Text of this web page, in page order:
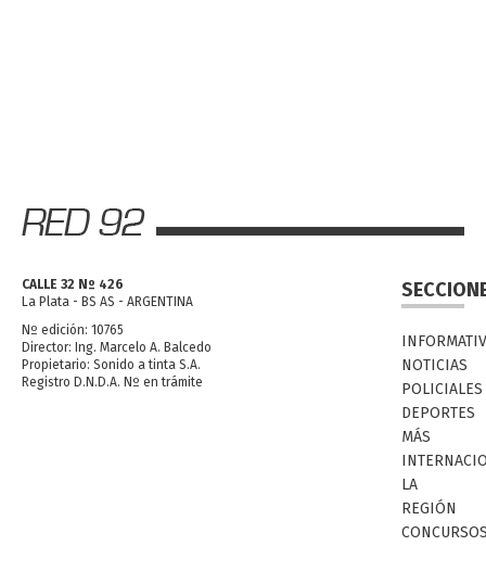
CALLE 32 Nº 426
La Plata - BS AS - ARGENTINA
Nº edición: 10765
Director: Ing. Marcelo A. Balcedo
Propietario: Sonido a tinta S.A.
Registro D.N.D.A. Nº en trámite
NOTICIAS
POLICIALES
DEPORTES
MÁS
LA
REGIÓN